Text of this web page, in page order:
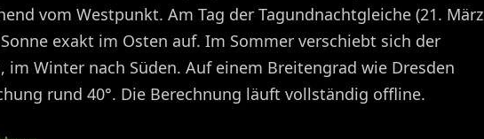
vom Westpunkt. Am Tag der Tagundnachtgleiche (21. März
exakt im Osten auf. Im Sommer verschiebt sich der
Winter nach Süden. Auf einem Breitengrad wie Dresden
rund 40°. Die Berechnung läuft vollständig offline.